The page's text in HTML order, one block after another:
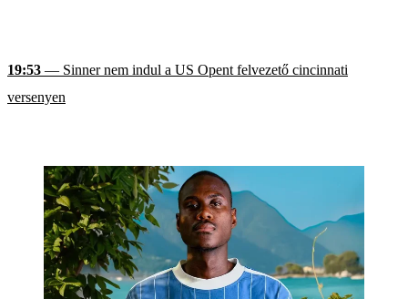
19:53 — Sinner nem indul a US Opent felvezető cincinnati
versenyen